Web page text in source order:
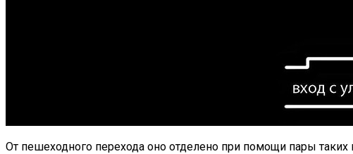
От пешеходного перехода оно отделено при помощи пары